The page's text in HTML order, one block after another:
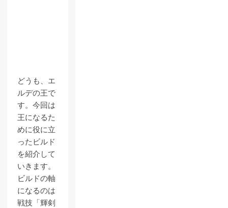
どうも、エ
ルデの王で
す。今回は
王になるた
めに役に立
ったビルド
を紹介して
いきます。
ビルドの軸
になるのは
戦技「輝剣